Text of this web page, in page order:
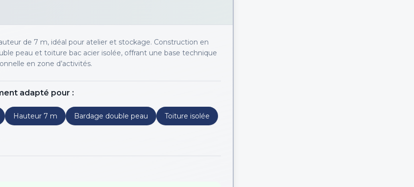
de 7 m, idéal pour atelier et stockage. Construction en
peau et toiture bac acier isolée, offrant une base technique
en zone d’activités.
adapté pour :
Hauteur 7 m Bardage double peau Toiture isolée